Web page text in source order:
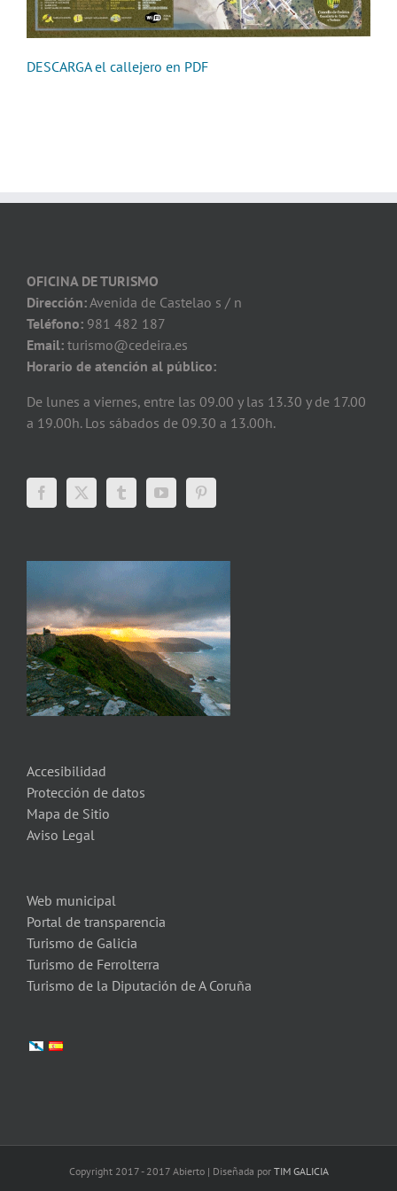
DESCARGA el callejero en PDF
OFICINA DE TURISMO
Dirección:Avenida de Castelao s / n
Teléfono: 981 482 187
Email: turismo@cedeira.es
Horario de atención al público:
De lunes a viernes, entre las 09.00 y las 13.30 y de 17.00
a 19.00h. Los sábados de 09.30 a 13.00h.
Accesibilidad
Protección de datos
Mapa de Sitio
Aviso Legal
Web municipal
Portal de transparencia
Turismo de Galicia
Turismo de Ferrolterra
Turismo de la Diputación de A Coruña
Copyright 2017 - 2017 Abierto | Diseñada por TIM GALICIA